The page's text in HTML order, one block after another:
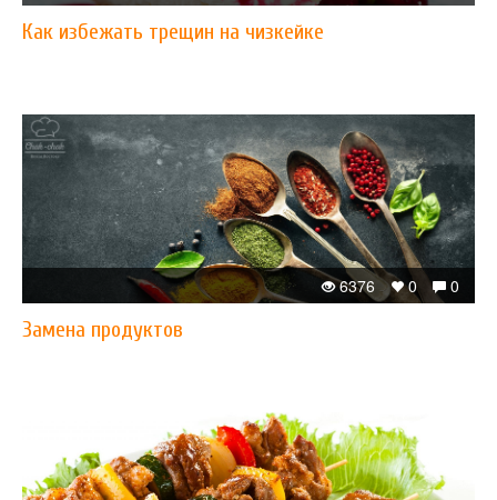
Как избежать трещин на чизкейке
0
0
6376
Замена продуктов